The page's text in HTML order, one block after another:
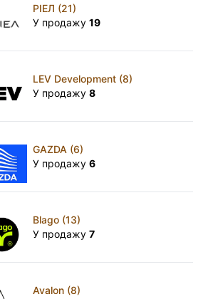
РІЕЛ (21)
У продажу19
LEV Development (8)
У продажу8
GAZDA (6)
У продажу6
Blago (13)
У продажу7
Avalon (8)